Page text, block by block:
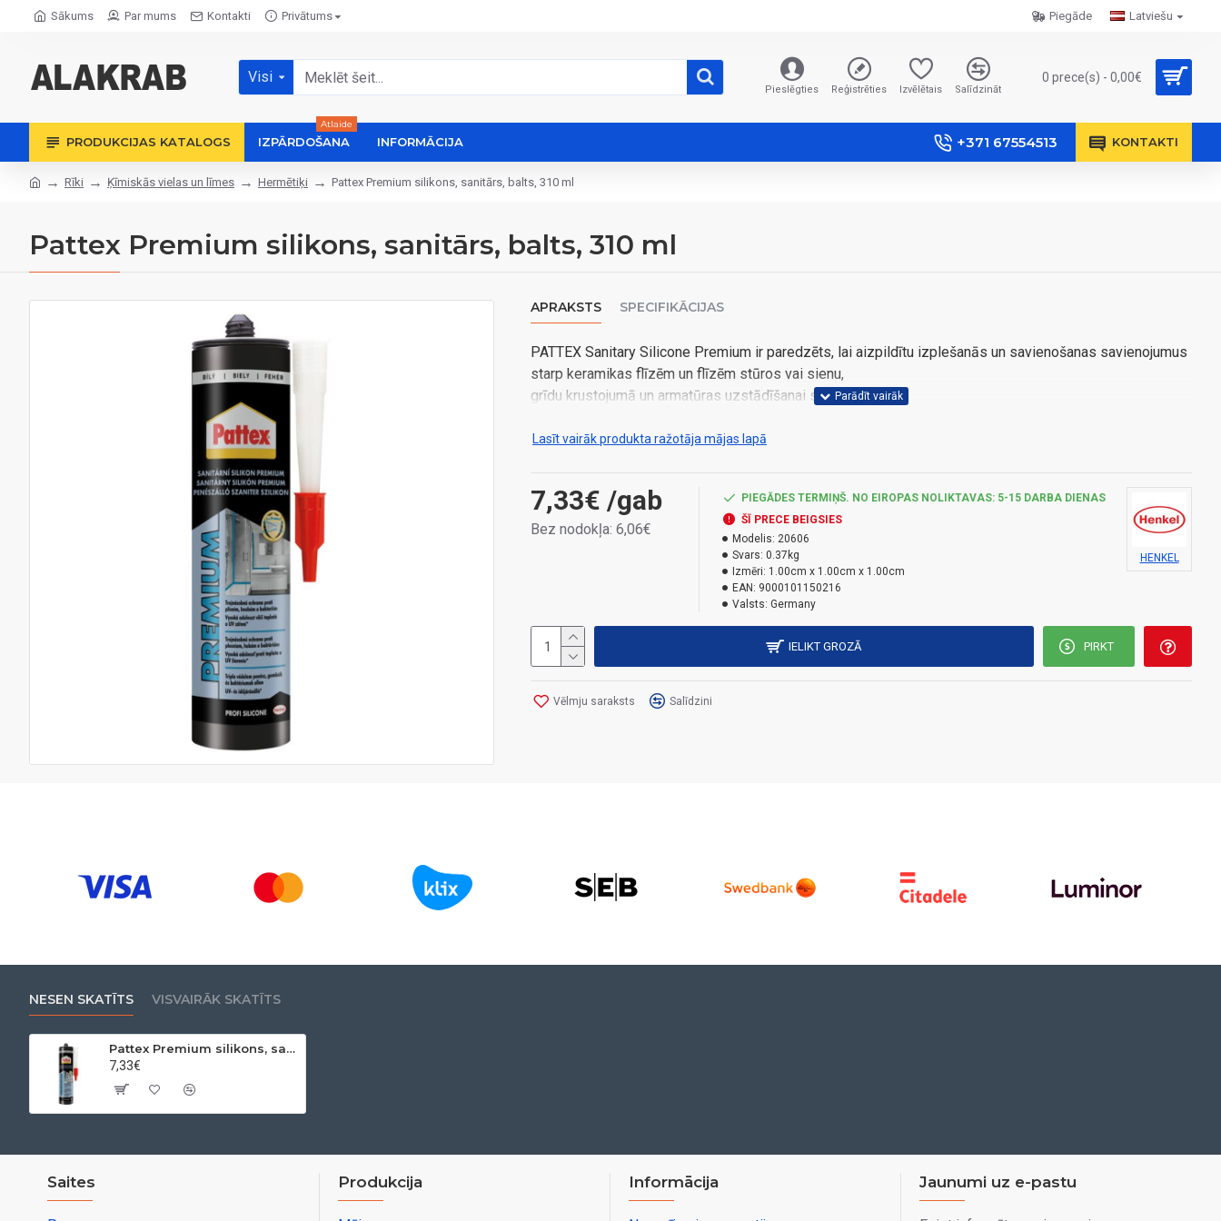
Sākums Par mums Kontakti Privātums Latviešu
Piegāde
Visi
Pieslēgties Reģistrēties Izvēlētais Salīdzināt
0 prece(s) - 0,00€
PRODUKCIJAS KATALOGS IZPĀRDOŠANA
Atlaide
INFORMĀCIJA +371 67554513 KONTAKTI
Rīki Ķīmiskās vielas un līmes Hermētiķi Pattex Premium silikons, sanitārs, balts, 310 ml
Pattex Premium silikons, sanitārs, balts, 310 ml
APRAKSTS SPECIFIKĀCIJAS
PATTEX Sanitary Silicone Premium ir paredzēts, lai aizpildītu izplešanās un savienošanas savienojumus
starp keramikas flīzēm un flīzēm stūros vai sienu,
grīdu krustojumā un armatūras uzstādīšanai sanitārajā zonā.
ar mitrumu. Balts. Tilpums: 310 ml.
produktu.
Bīstamības veidi:
H317 Var izraisīt alerģisku ādas reakciju.
H319 Izraisa nopietnu acu kairinājumu.
H411 Toksisks ūdens organismiem, ar ilgstošu iedarbību.
Lasīt vairāk produkta ražotāja mājas lapā
7,33€ /gab
Bez nodokļa: 6,06€
PIEGĀDES TERMIŅŠ. NO EIROPAS NOLIKTAVAS: 5-15 DARBA DIENAS
ŠĪ PRECE BEIGSIES
Modelis: 20606
Svars: 0.37kg
Izmēri: 1.00cm x 1.00cm x 1.00cm
EAN: 9000101150216
Valsts: Germany
HENKEL
IELIKT GROZĀ PIRKT
Vēlmju saraksts Salīdzini
NESEN SKATĪTS VISVAIRĀK SKATĪTS
Pattex Premium silikons, sanitārs, balts, 310 ml
7,33€
Saites Produkcija Informācija Jaunumi uz e-pastu